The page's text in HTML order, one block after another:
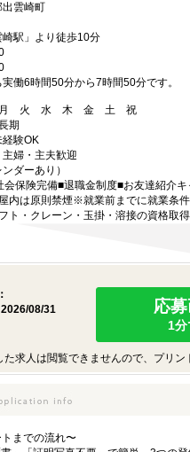
出雲崎町
崎駅」より徒歩10分
働6時間50分から7時間50分です。
：月 火 水 木 金 土 祝
期
経験OK
婦・主夫歓迎
ダーあり）
会保険完備■退職金制度■お友達紹介
内は原則禁煙※就業前までに就業条
ト・クレーン・玉掛・溶接の資格取
08/31
応
1
求人は閲覧できませんので、プリン
までの流れ〜